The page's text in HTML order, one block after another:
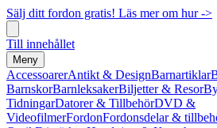
Sälj ditt fordon gratis! Läs mer om hur ->
Till innehållet
Meny
AccessoarerAntikt & DesignBarnartiklar
BarnskorBarnleksakerBiljetter & Resor
TidningarDatorer & TillbehörDVD &
VideofilmerFordonFordonsdelar &